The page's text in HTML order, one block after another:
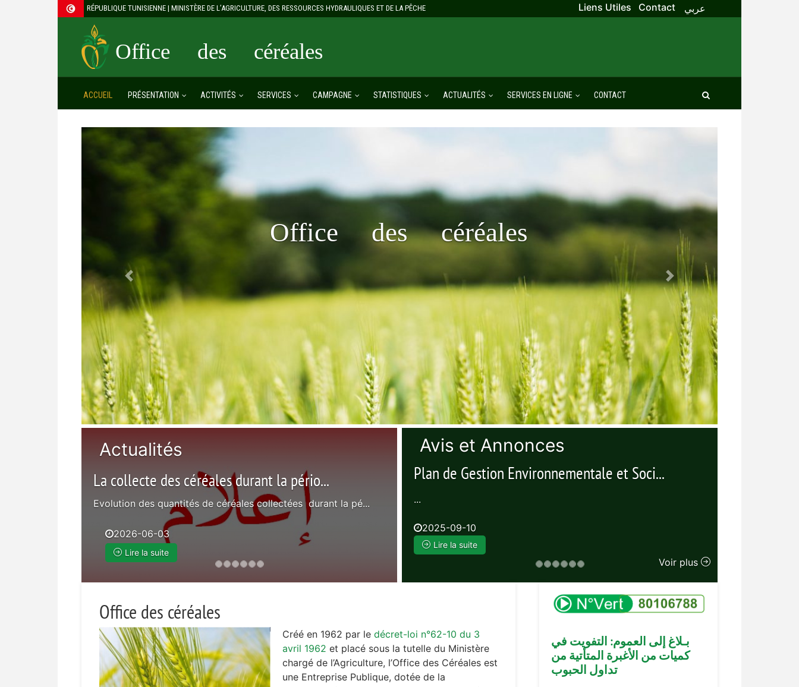
RÉPUBLIQUE TUNISIENNE | MINISTÈRE DE L’AGRICULTURE, DES RESSOURCES HYDRAULIQUES ET DE LA PÊCHE Liens Utiles Contact عربي
Office des céréales
ACCUEIL PRÉSENTATION ACTIVITÉS SERVICES CAMPAGNE STATISTIQUES ACTUALITÉS SERVICES EN LIGNE CONTACT
Office des céréales
Actualités
L’Office des Céréales renouvelle son eng...
Félicitations à l’Office des Céréales pour le maintien de la...
2026-04-06
Avis et Annonces
Plan de Gestion Environnementale et Soci...
...
2025-02-28
Lire la suite
Voir plus
Office des céréales
Créé en 1962 par le décret-loi n°62-10 du 3
avril 1962 et placé sous la tutelle du Ministère
chargé de l’Agriculture, l’Office des Céréales est
une Entreprise Publique, dotée de la
بـلاغ إلى العموم: التفويت في
كميات من الأغبرة المتأتية من
تداول الحبوب